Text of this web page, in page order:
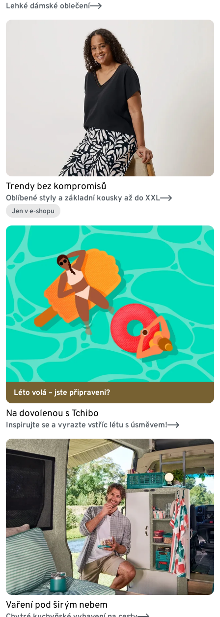
Lehké dámské oblečení
Trendy bez kompromisů
Oblíbené styly a základní kousky až do XXL
Jen v e-shopu
Léto volá – jste připraveni?
Na dovolenou s Tchibo
Inspirujte se a vyrazte vstříc létu s úsměvem!
Vaření pod širým nebem